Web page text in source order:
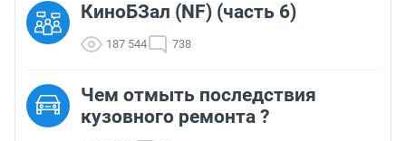
КиноБЗал (NF) (часть 6)
187 544 738
Чем отмыть последствия
кузовного ремонта ?